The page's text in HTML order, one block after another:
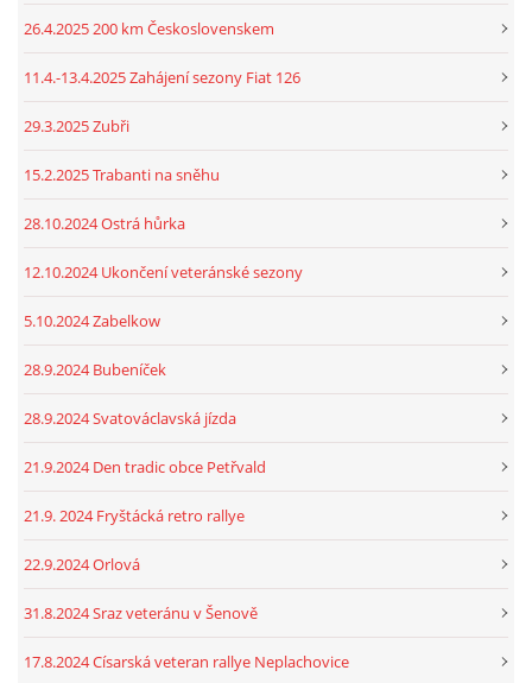
26.4.2025 200 km Československem
11.4.-13.4.2025 Zahájení sezony Fiat 126
29.3.2025 Zubři
15.2.2025 Trabanti na sněhu
28.10.2024 Ostrá hůrka
12.10.2024 Ukončení veteránské sezony
5.10.2024 Zabelkow
28.9.2024 Bubeníček
28.9.2024 Svatováclavská jízda
21.9.2024 Den tradic obce Petřvald
21.9. 2024 Fryštácká retro rallye
22.9.2024 Orlová
31.8.2024 Sraz veteránu v Šenově
17.8.2024 Císarská veteran rallye Neplachovice